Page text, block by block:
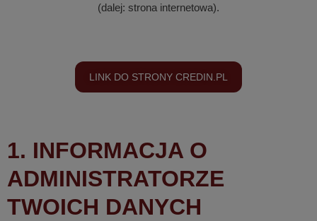
(dalej: strona internetowa).
LINK DO STRONY CREDIN.PL
1. INFORMACJA O
ADMINISTRATORZE
TWOICH DANYCH